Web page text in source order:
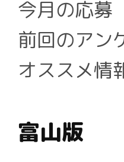
今月の応
前回のアン
オススメ情
富山版